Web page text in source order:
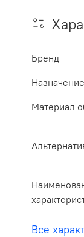
Бренд
Назначение
Материал
Все